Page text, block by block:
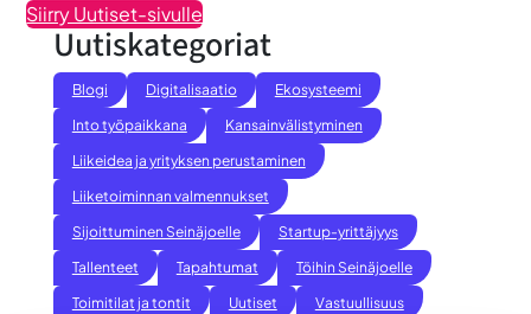
Siirry Uutiset-sivulle
Uutiskategoriat
Blogi Digitalisaatio
Ekosysteemi
Into työpaikkana
Kansainvälistyminen
Liikeidea ja yrityksen perustaminen
Liiketoiminnan valmennukset
Sijoittuminen Seinäjoelle
Startup-yrittäjyys
Tallenteet
Tapahtumat
Töihin Seinäjoelle
Toimitilat ja tontit
Uutiset
Vastuullisuus